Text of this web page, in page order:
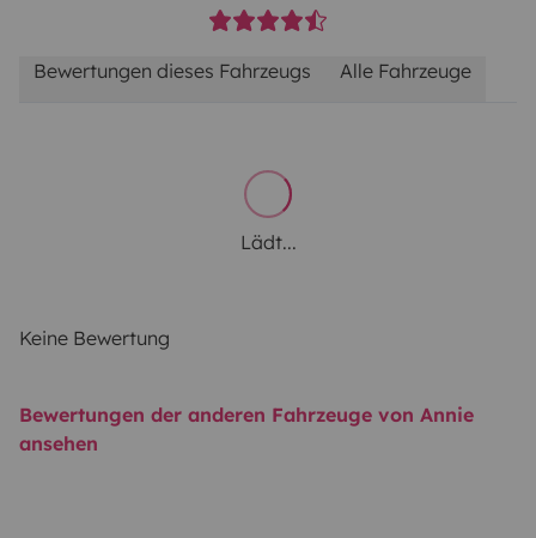
Bewertungen dieses Fahrzeugs Alle Fahrzeuge
Lädt...
Keine Bewertung
Bewertungen der anderen Fahrzeuge von Annie
ansehen